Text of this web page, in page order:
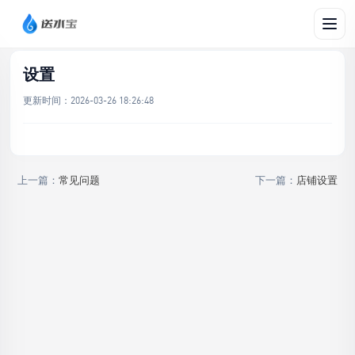
文档帮助 / 设置
设置
更新时间： 2026-03-26 18:26:48
上一篇： 常见问题 下一篇： 店铺设置